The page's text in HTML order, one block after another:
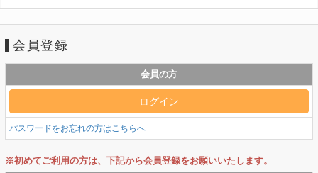
会員登録
会員の方
パスワードをお忘れの方はこちらへ
※初めてご利用の方は、下記から会員登録をお願いいたします。